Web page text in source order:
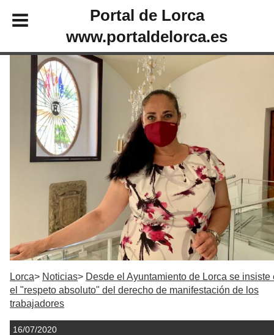
Portal de Lorca
www.portaldelorca.es
Lorca Noticias
Desde el Ayuntamiento de Lorca se insiste
el "respeto absoluto" del derecho de manifestación de los
trabajadores
16/07/2020